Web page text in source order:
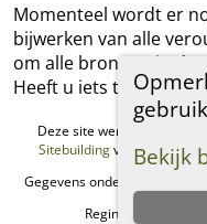
Bekijk
Momenteel wordt er
bijwerken van alle
om alle bronnen in
Heeft u iets toe te
Deze site werd
Sitebuildingv. 15.0.1,
Gegevens onderhouden door
Regina's